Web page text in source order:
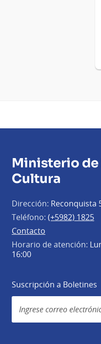
Ministerio de
Cultura
Dirección: Reconquista
Teléfono: (+5982) 1825
Contacto
Horario de atención:
16:00
Suscripción a Boletines
Simplenews
subscription